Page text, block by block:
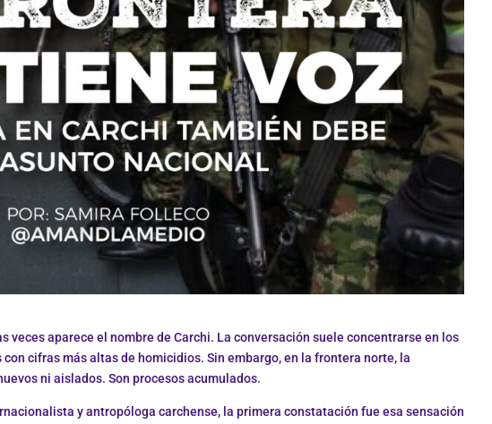
veces aparece el nombre de Carchi. La conversación suele concentrarse en los
cifras más altas de homicidios. Sin embargo, en la frontera norte, la
ni aislados. Son procesos acumulados.
y antropóloga carchense, la primera constatación fue esa sensación